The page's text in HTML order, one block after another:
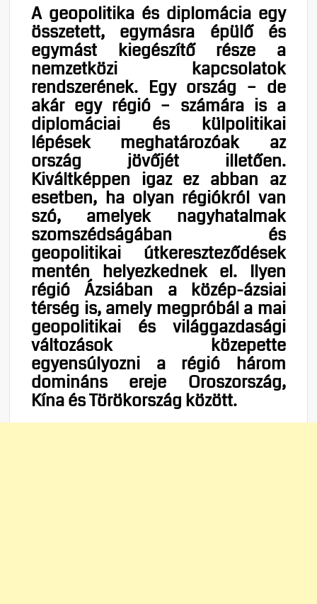
A geopolitika és diplomácia egy
összetett, egymásra épülő és
egymást kiegészítő része a
nemzetközi kapcsolatok
rendszerének. Egy ország – de
akár egy régió – számára is a
diplomáciai és külpolitikai
lépések meghatározóak az
ország jövőjét illetően.
Kiváltképpen igaz ez abban az
esetben, ha olyan régiókról van
szó, amelyek nagyhatalmak
szomszédságában és
geopolitikai útkereszteződések
mentén helyezkednek el. Ilyen
régió Ázsiában a közép-ázsiai
térség is, amely megpróbál a mai
geopolitikai és világgazdasági
változások közepette
egyensúlyozni a régió három
domináns ereje Oroszország,
Kína és Törökország között.